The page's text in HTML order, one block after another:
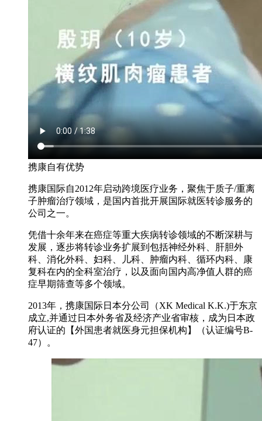
携康自有优势
携康国际自2012年启动跨境医疗业务，聚焦于质子/重离
子肿瘤治疗领域，是国内首批开展国际就医转诊服务的
公司之一。
凭借十余年来在癌症等重大疾病转诊领域的不断深耕与
发展，逐步将转诊业务扩展到包括神经外科、肝胆外
科、消化外科、妇科、儿科、肿瘤内科、循环内科、康
复科在内的全科室治疗，以及面向国内高净值人群的癌
症早期筛查等多个领域。
2013年，携康国际日本分公司（XK Medical K.K.)于东京
成立,并通过日本外务省及经济产业省审核，成为日本政
府认证的【外国患者就医身元担保机构】（认证编号B-
47）。